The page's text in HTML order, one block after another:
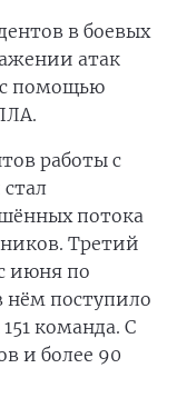
в боевых
атак
с помощью
работы с
потока
Третий
июня по
нём поступило
команда. С
и более 90